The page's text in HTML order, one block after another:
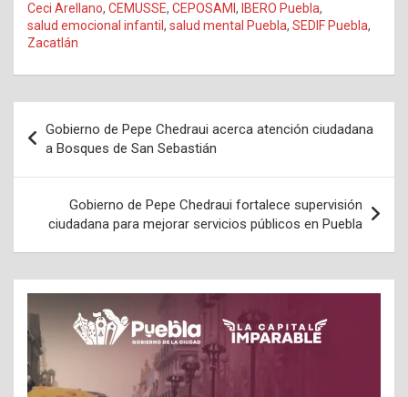
Ceci Arellano, CEMUSSE, CEPOSAMI , IBERO Puebla,
salud emocional infantil , salud mental Puebla, SEDIF Puebla,
Zacatlán
de
entradas
Gobierno de Pepe Chedraui acerca atención ciudadana
a Bosques de San Sebastián
Gobierno de Pepe Chedraui fortalece supervisión
ciudadana para mejorar servicios públicos en Puebla